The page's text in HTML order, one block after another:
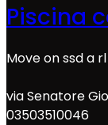
Piscina
Move on ssd a rl
via Senatore
03503510046